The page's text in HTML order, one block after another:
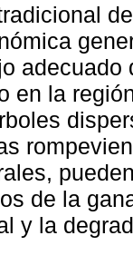
en la
de la
y la